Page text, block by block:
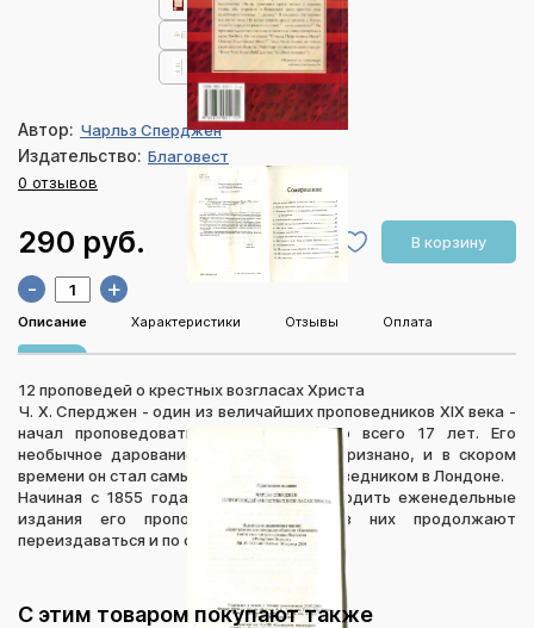
Автор: Чарльз Сперджен
Издательство: Благовест
0 отзывов
290 руб. В корзину
- +
Описание Характеристики Отзывы Оплата
12 проповедей о крестных возгласах Христа
Ч. Х. Сперджен - один из величайших проповедников XIX века -
начал проповедовать, когда ему было всего 17 лет. Его
необычное дарование было сразу же признано, и в скором
времени он стал самым известным проповедником в Лондоне.
Начиная с 1855 года, в свет стали выходить еженедельные
издания его проповедей. Многие из них продолжают
переиздаваться и по сей день.
С этим товаром покупают также